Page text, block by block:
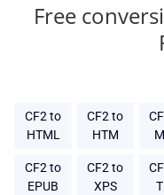
Free
CF2 to
HTML
CF2 to
HTM
CF2 to
EPUB
CF2 to
XPS